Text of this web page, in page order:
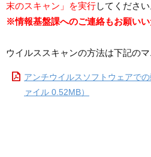
末のスキャン」を実行してください
※情報基盤課へのご連絡もお願い
ウイルススキャンの方法は下記の
アンチウイルスソフトウェアで
ァイル 0.52MB）